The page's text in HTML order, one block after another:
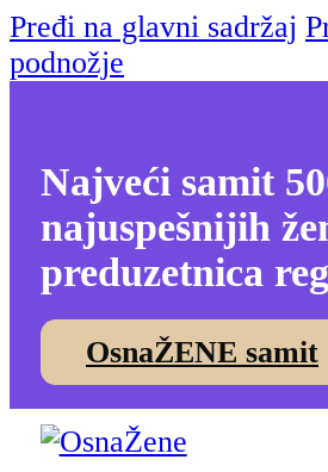
Pređi na glavni sadržaj
podnožje
Najveći samit
najuspešnijih
preduzetnica
OsnaŽENE samit